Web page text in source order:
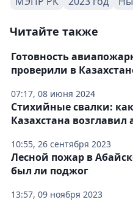
Читайте также
07:17, 08 июня 2024
Готовность
проверили в
10:55, 26 сентября 2023
Стихийные свалки:
Казахстана возглавил
13:57, 09 ноября 2023
Лесной пожар в
был ли поджог